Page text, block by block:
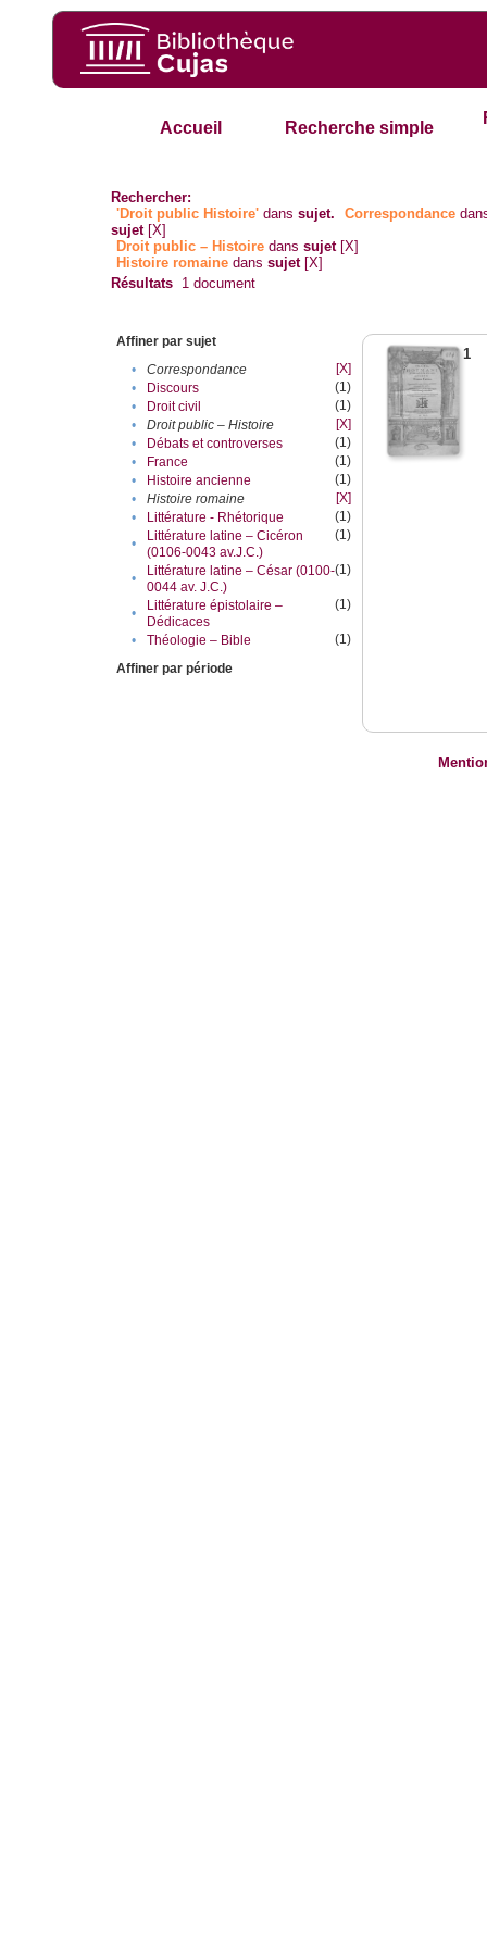
Accueil Recherche simple
Rechercher:
'Droit public Histoire' danssujet. Correspondance
sujet [X]
Droit public – Histoire danssujet [X]
Histoire romaine danssujet [X]
Résultats 1 document
Affiner par sujet
•
Correspondance
[X]
•
Discours
(1)
•
Droit civil
(1)
•
Droit public – Histoire
[X]
•
Débats et controverses
(1)
•
France
(1)
•
Histoire ancienne
(1)
•
Histoire romaine
[X]
•
Littérature - Rhétorique
(1)
•
Littérature latine – Cicéron
(0106-0043 av.J.C.)
(1)
•
Littérature latine – César (0100-
0044 av. J.C.)
(1)
•
Littérature épistolaire –
Dédicaces
(1)
• Théologie – Bible
(1)
Affiner par période
1